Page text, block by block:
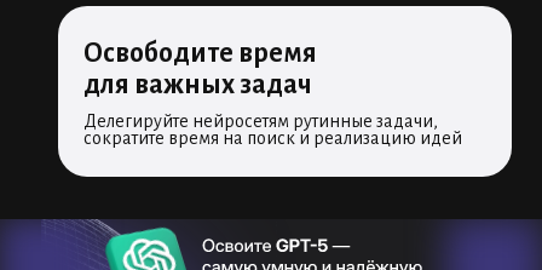
Освободите время
для важных задач
Делегируйте нейросетям рутинные задачи,
сократите время на поиск и реализацию идей